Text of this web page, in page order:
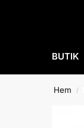
BUTIK
Hem /